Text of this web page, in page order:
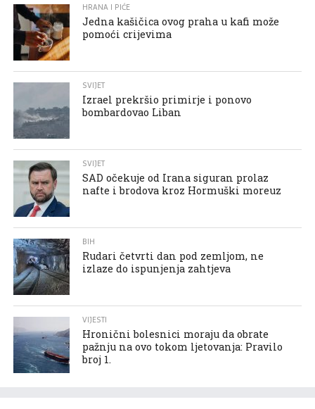
HRANA I PIĆE
Jedna kašičica ovog praha u kafi može
pomoći crijevima
SVIJET
Izrael prekršio primirje i ponovo
bombardovao Liban
SVIJET
SAD očekuje od Irana siguran prolaz
nafte i brodova kroz Hormuški moreuz
BIH
Rudari četvrti dan pod zemljom, ne
izlaze do ispunjenja zahtjeva
VIJESTI
Hronični bolesnici moraju da obrate
pažnju na ovo tokom ljetovanja: Pravilo
broj 1.